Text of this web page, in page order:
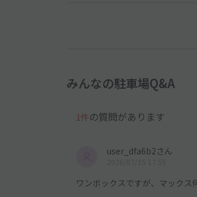
みんなの駐車場Q&A
1件の質問があります
user_dfa6b2さん
ワンボックスですが、マックス